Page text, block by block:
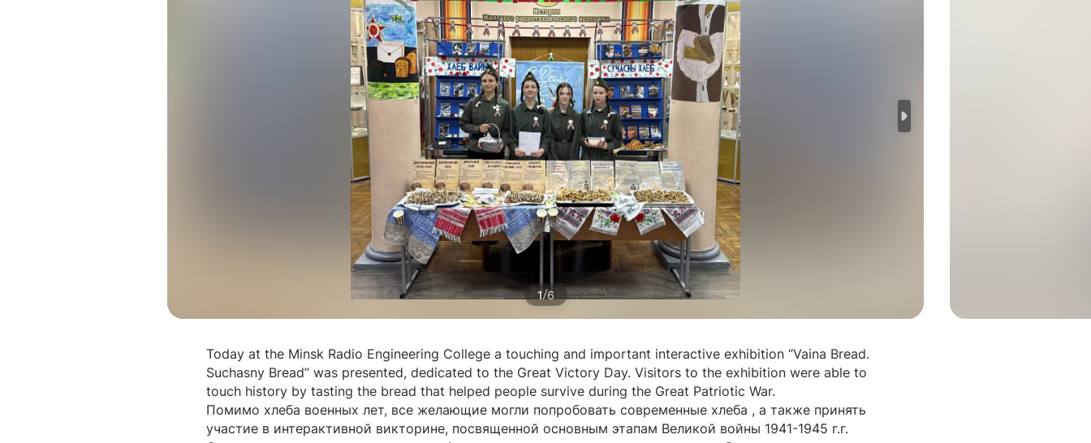
1/6
Today at the Minsk Radio Engineering College a touching and important interactive exhibition “Vaina Bread.
Suchasny Bread” was presented, dedicated to the Great Victory Day. Visitors to the exhibition were able to
touch history by tasting the bread that helped people survive during the Great Patriotic War.
Помимо хлеба военных лет, все желающие могли попробовать современные хлеба , а также принять
участие в интерактивной викторине, посвященной основным этапам Великой войны 1941-1945 г.г.